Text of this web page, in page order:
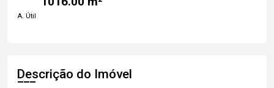
A. Útil
Descrição do Imóvel